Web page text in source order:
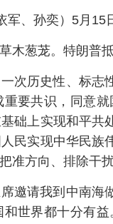
军、孙奕）5月
木葱茏。特朗普
次历史性、标
要共识，同意
础上实现和平
民实现中华民
准方向、排除干
邀请我到中南
世界都十分有